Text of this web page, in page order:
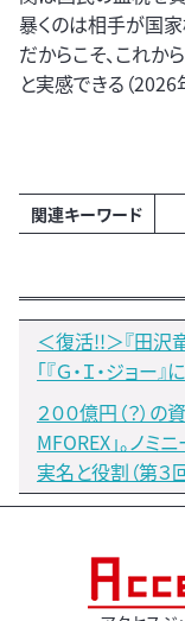
暴くのは相手が国
だからこそ、これか
と実感できる（
関連キーワード
＜復活!!＞『田沢
「『Ｇ・Ｉ・ジョー
２００億円（？）
MFOREX」。ノミ
実名と役割（第３回